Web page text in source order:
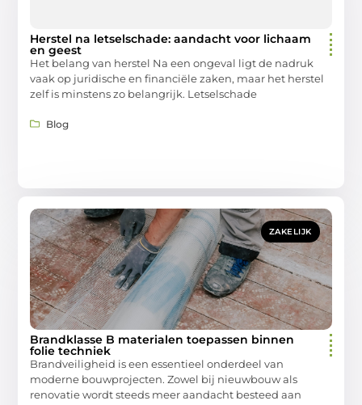
Herstel na letselschade: aandacht voor lichaam
en geest
Het belang van herstel Na een ongeval ligt de nadruk
vaak op juridische en financiële zaken, maar het herstel
zelf is minstens zo belangrijk. Letselschade
Blog
ZAKELIJK
Brandklasse B materialen toepassen binnen
folie techniek
Brandveiligheid is een essentieel onderdeel van
moderne bouwprojecten. Zowel bij nieuwbouw als
renovatie wordt steeds meer aandacht besteed aan